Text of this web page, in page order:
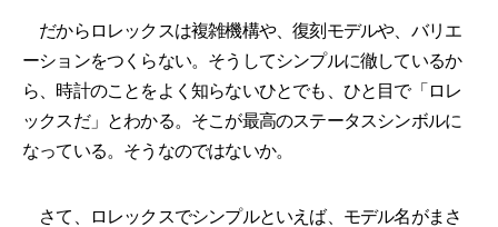
だからロレックスは複雑機構や、復刻モデルや、バリエ
ーションをつくらない。そうしてシンプルに徹しているか
ら、時計のことをよく知らないひとでも、ひと目で「ロレ
ックスだ」とわかる。そこが最高のステータスシンボルに
なっている。そうなのではないか。
さて、ロレックスでシンプルといえば、モデル名がまさ